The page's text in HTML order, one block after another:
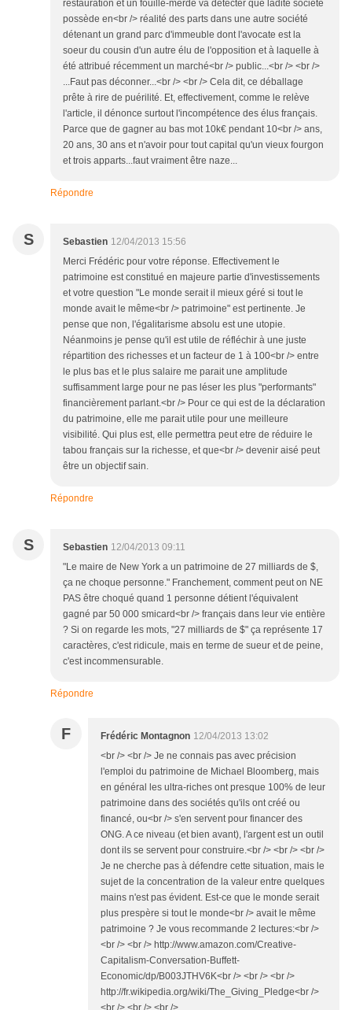
restauration et un fouille-merde va détecter que ladite société
possède en<br /> réalité des parts dans une autre société
détenant un grand parc d'immeuble dont l'avocate est la
soeur du cousin d'un autre élu de l'opposition et à laquelle à
été attribué récemment un marché<br /> public...<br /> <br />
...Faut pas déconner...<br /> <br /> Cela dit, ce déballage
prête à rire de puérilité. Et, effectivement, comme le relève
l'article, il dénonce surtout l'incompétence des élus français.
Parce que de gagner au bas mot 10k€ pendant 10<br /> ans,
20 ans, 30 ans et n'avoir pour tout capital qu'un vieux fourgon
et trois apparts...faut vraiment être naze...
Répondre
S Sebastien 12/04/2013 15:56
Merci Frédéric pour votre réponse. Effectivement le
patrimoine est constitué en majeure partie d'investissements
et votre question "Le monde serait il mieux géré si tout le
monde avait le même<br /> patrimoine" est pertinente. Je
pense que non, l'égalitarisme absolu est une utopie.
Néanmoins je pense qu'il est utile de réfléchir à une juste
répartition des richesses et un facteur de 1 à 100<br /> entre
le plus bas et le plus salaire me parait une amplitude
suffisamment large pour ne pas léser les plus "performants"
financièrement parlant.<br /> Pour ce qui est de la déclaration
du patrimoine, elle me parait utile pour une meilleure
visibilité. Qui plus est, elle permettra peut etre de réduire le
tabou français sur la richesse, et que<br /> devenir aisé peut
être un objectif sain.
Répondre
S Sebastien 12/04/2013 09:11
"Le maire de New York a un patrimoine de 27 milliards de $,
ça ne choque personne." Franchement, comment peut on NE
PAS être choqué quand 1 personne détient l'équivalent
gagné par 50 000 smicard<br /> français dans leur vie entière
? Si on regarde les mots, "27 milliards de $" ça représente 17
caractères, c'est ridicule, mais en terme de sueur et de peine,
c'est incommensurable.
Répondre
F Frédéric Montagnon 12/04/2013 13:02
<br /> <br /> Je ne connais pas avec précision
l'emploi du patrimoine de Michael Bloomberg, mais
en général les ultra-riches ont presque 100% de leur
patrimoine dans des sociétés qu'ils ont créé ou
financé, ou<br /> s'en servent pour financer des
ONG. A ce niveau (et bien avant), l'argent est un outil
dont ils se servent pour construire.<br /> <br /> <br />
Je ne cherche pas à défendre cette situation, mais le
sujet de la concentration de la valeur entre quelques
mains n'est pas évident. Est-ce que le monde serait
plus prespère si tout le monde<br /> avait le même
patrimoine ? Je vous recommande 2 lectures:<br />
<br /> <br /> http://www.amazon.com/Creative-
Capitalism-Conversation-Buffett-
Economic/dp/B003JTHV6K<br /> <br /> <br />
http://fr.wikipedia.org/wiki/The_Giving_Pledge<br />
<br /> <br /> <br />